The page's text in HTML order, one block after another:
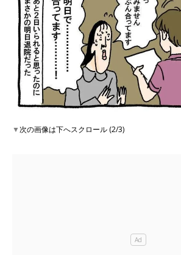
▼次の画像は下へスクロール (2/3)